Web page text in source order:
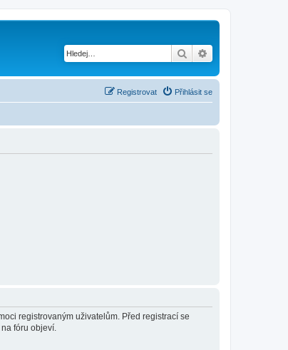
Hledat
Přihlásit se
Registrovat
registrovaným uživatelům. Před registrací se
fóru objeví.